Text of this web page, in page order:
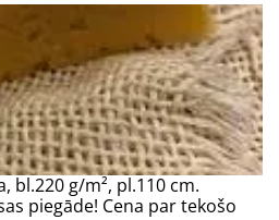
bl.220 g/m², pl.110 cm.
piegāde! Cena par tekošo